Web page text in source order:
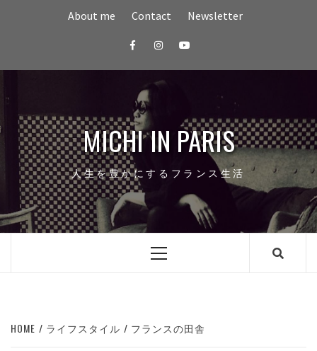
About me Contact Newsletter
FacebookInstagramyoutube
MICHI IN PARIS
人生を豊かにするフランス生活
Primary
HOME ライフスタイル フランスの田舎